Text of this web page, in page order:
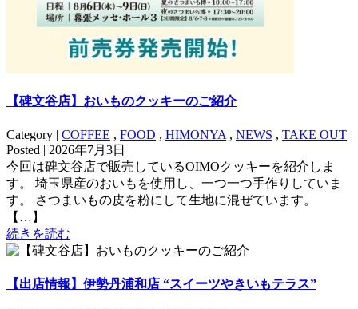
【碑文谷店】おいものクッキーのご紹介
Category | COFFEE , FOOD , HIMONYA , NEWS , TAKE OUT
Posted | 2026年7月3日
今回は碑文谷店で販売しているOIMOクッキーを紹介しま
す。 埼玉県産のおいもを使用し、一つ一つ手作りしていま
す。 さつまいもの皮を粉にして生地に混ぜています。
【…】
続きを読む
【出店情報】伊勢丹浦和店 “スイーツやきいもテラス”